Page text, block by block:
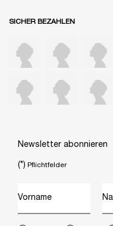
SICHER BEZAHLEN
Newsletter abonnieren
(*) Pflichtfelder
Vorname